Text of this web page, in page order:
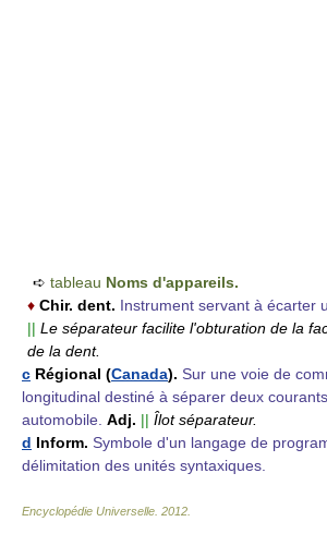
➪ tableau Noms d'appareils.
♦ Chir. dent. Instrument servant à écarter
|| Le séparateur facilite l'obturation de la
de la dent.
c Régional (Canada). Sur une voie de
longitudinal destiné à séparer deux
automobile. Adj. || Îlot séparateur.
d Inform. Symbole d'un langage de
délimitation des unités syntaxiques.
Encyclopédie Universelle 2012